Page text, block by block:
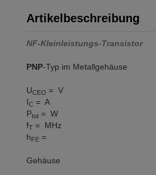
Artikelbeschreibung
NF-Kleinleistungs-Transistor
PNP-Typ im Metallgehäuse
UCEO = V
IC = A
Ptot = W
fT = MHz
hFE =
Gehäuse